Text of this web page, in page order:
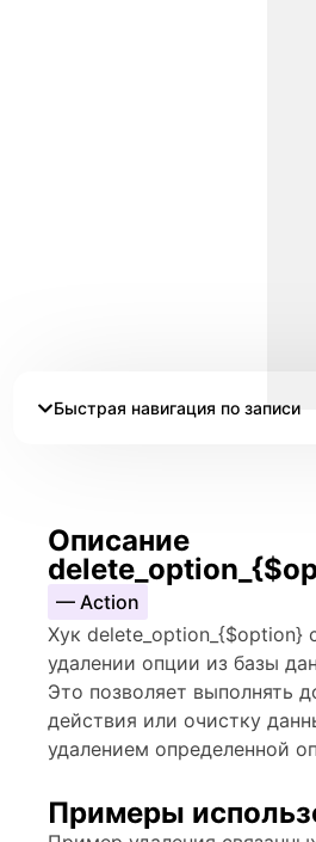
Быстрая навигация по записи
Описание
— Action
Хук delete_option_{$option}
удалении опции из базы
Это позволяет выполнять
действия или очистку
удалением определенной
Примеры